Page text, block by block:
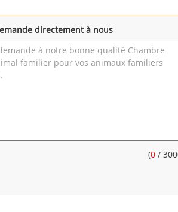
directement à nous
(0 /